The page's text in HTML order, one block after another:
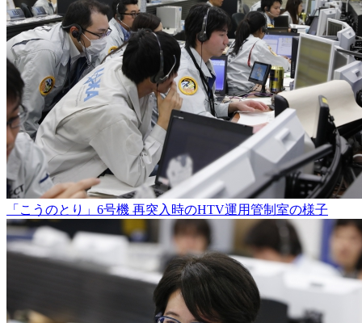
「こうのとり」6号機 再突入時のHTV運用管制室の様子